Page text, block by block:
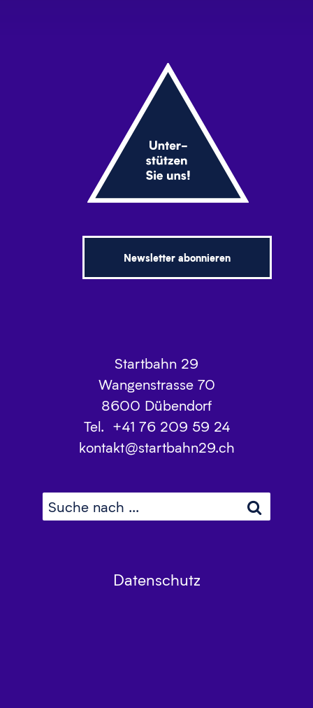
Newsletter abonnieren
Startbahn 29
Wangenstrasse 70
8600 Dübendorf
Tel. +41 76 209 59 24
kontakt@startbahn29.ch
Datenschutz